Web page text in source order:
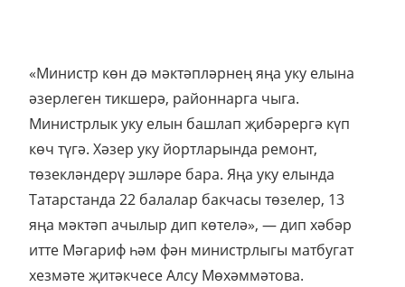
«Министр көн дә мәктәпләрнең яңа уку елына
әзерлеген тикшерә, районнарга чыга.
Министрлык уку елын башлап җибәрергә күп
көч түгә. Хәзер уку йортларында ремонт,
төзекләндерү эшләре бара. Яңа уку елында
Татарстанда 22 балалар бакчасы төзелер, 13
яңа мәктәп ачылыр дип көтелә», — дип хәбәр
итте Мәгариф һәм фән министрлыгы матбугат
хезмәте җитәкчесе Алсу Мөхәммәтова.